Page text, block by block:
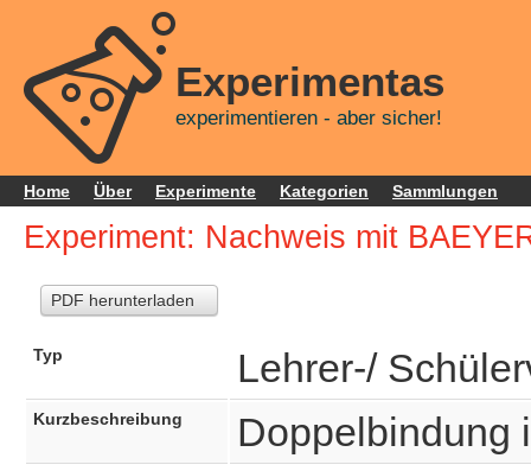
Experimentas
experimentieren - aber sicher!
Home Über Experimente Kategorien Sammlungen
Experiment: Nachweis mit
PDF herunterladen
Typ Lehrer-/
Kurzbeschreibung Doppelbindung